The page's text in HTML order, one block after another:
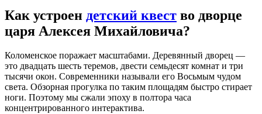
Как устроен детский квест во дворце
царя Алексея Михайловича?
Коломенское поражает масштабами. Деревянный дворец —
это двадцать шесть теремов, двести семьдесят комнат и три
тысячи окон. Современники называли его Восьмым чудом
света. Обзорная прогулка по таким площадям быстро стирает
ноги. Поэтому мы сжали эпоху в полтора часа
концентрированного интерактива.